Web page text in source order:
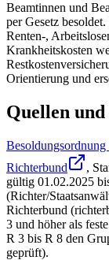
Beamtinnen und
per Gesetz
Renten-,
Krankheitskosten
Orientierung und
Quellen
Besoldungsordnung
Richterbund
,
gültig 01.02.2025
(Richter/
Richterbund
3 und höher als
R 3 bis R 8 den
geprüft).